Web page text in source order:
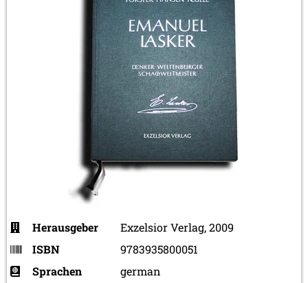
Herausgeber
Exzelsior Verlag, 2009
ISBN
9783935800051
Sprachen
german